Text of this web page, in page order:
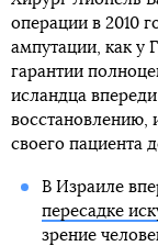
операции в 2010
ампутации, как у
гарантии
исландца
восстановлению,
своего пациента
В Израиле
пересадке
зрение